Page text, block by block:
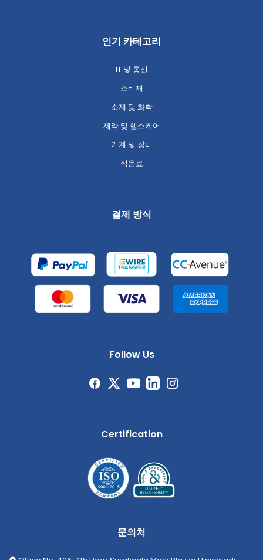
인기 카테고리
IT 및 통신
소비재
소재 및 화학
제약 및 헬스케어
기계 및 장비
식음료
결제 방식
Follow Us
Certification
문의처